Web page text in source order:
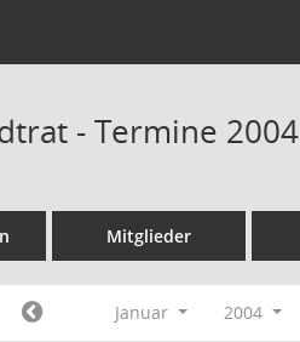
- Termine 2004
Mitglieder
Januar 2004